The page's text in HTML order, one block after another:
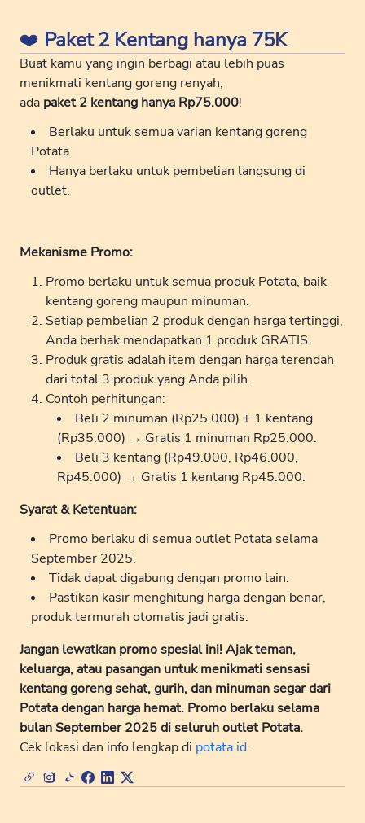
❤️ Paket 2 Kentang hanya 75K
Buat kamu yang ingin berbagi atau lebih puas
menikmati kentang goreng renyah,
ada paket 2 kentang hanya Rp75.000!
Berlaku untuk semua varian kentang goreng
Potata.
Hanya berlaku untuk pembelian langsung di
outlet.
Mekanisme Promo:
Promo berlaku untuk semua produk Potata, baik
kentang goreng maupun minuman.
Setiap pembelian 2 produk dengan harga tertinggi,
Anda berhak mendapatkan 1 produk GRATIS.
Produk gratis adalah item dengan harga terendah
dari total 3 produk yang Anda pilih.
Contoh perhitungan:
Beli 2 minuman (Rp25.000) + 1 kentang
(Rp35.000) → Gratis 1 minuman Rp25.000.
Beli 3 kentang (Rp49.000, Rp46.000,
Rp45.000) → Gratis 1 kentang Rp45.000.
Syarat & Ketentuan:
Promo berlaku di semua outlet Potata selama
September 2025.
Tidak dapat digabung dengan promo lain.
Pastikan kasir menghitung harga dengan benar,
produk termurah otomatis jadi gratis.
Jangan lewatkan promo spesial ini! Ajak teman,
keluarga, atau pasangan untuk menikmati sensasi
kentang goreng sehat, gurih, dan minuman segar dari
Potata dengan harga hemat. Promo berlaku selama
bulan September 2025 di seluruh outlet Potata.
Cek lokasi dan info lengkap di potata.id.